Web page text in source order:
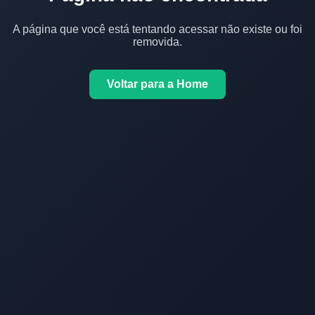
A página que você está tentando acessar não existe ou foi
removida.
Voltar para a Home